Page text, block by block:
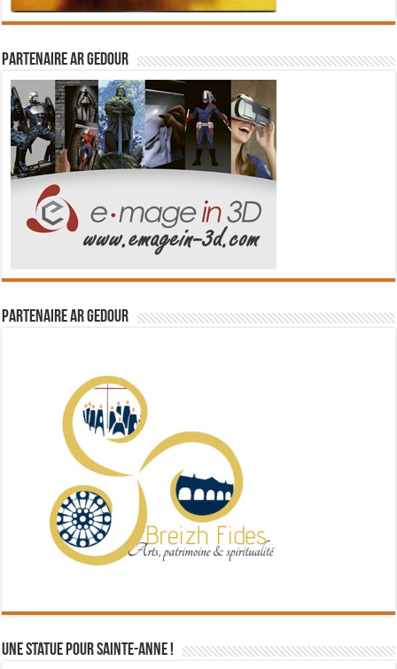
Partenaire Ar Gedour
Partenaire Ar Gedour
Une statue pour Sainte-Anne !